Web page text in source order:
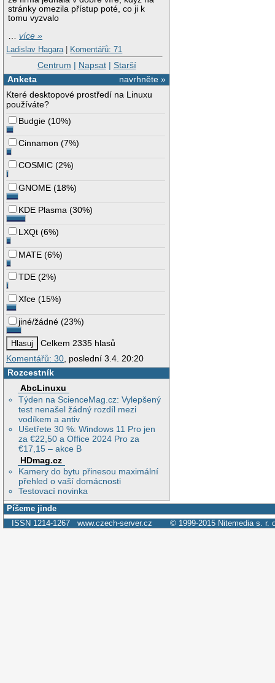
stránky omezila přístup poté, co ji k
tomu vyzvalo
…více »
Ladislav Hagara | Komentářů: 71
Centrum | Napsat| Starší
navrhněte »
Anketa
Které desktopové prostředí na Linuxu
používáte?
Budgie (10%)
Cinnamon (7%)
COSMIC (2%)
GNOME (18%)
KDE Plasma (30%)
LXQt (6%)
MATE (6%)
TDE (2%)
Xfce (15%)
jiné/žádné (23%)
Celkem 2335 hlasů
Komentářů: 30, poslední 3.4. 20:20
Rozcestník
AbcLinuxu
Týden na ScienceMag.cz: Vylepšený
test nenašel žádný rozdíl mezi
vodíkem a antiv
Ušetřete 30 %: Windows 11 Pro jen
za €22,50 a Office 2024 Pro za
€17,15 – akce B
HDmag.cz
Kamery do bytu přinesou maximální
přehled o vaší domácnosti
Testovací novinka
Píšeme jinde
ISSN 1214-1267 www.czech-server.cz © 1999-2015 Nitemedia s. r.